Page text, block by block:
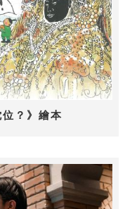
？》繪本